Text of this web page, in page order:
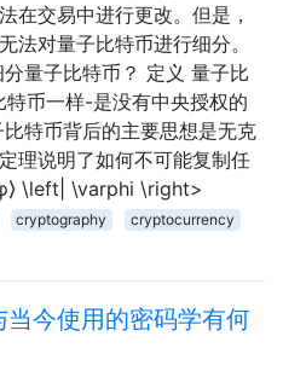
在交易中进行更改。但是，
法对量子比特币进行细分。
量子比特币？ 定义 量子比
币一样-是没有中央授权的
特币背后的主要思想是无克
理说明了如何不可能复制任
\left| \varphi \right>
cryptography
cryptocurrency
当今使用的密码学有何